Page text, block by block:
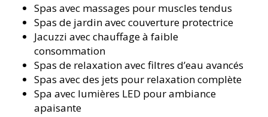
Spas avec massages pour muscles tendus
Spas de jardin avec couverture protectrice
Jacuzzi avec chauffage à faible
consommation
Spas de relaxation avec filtres d’eau avancés
Spas avec des jets pour relaxation complète
Spa avec lumières LED pour ambiance
apaisante